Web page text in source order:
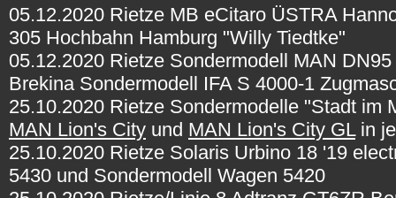
05.12.2020 Rietze MB eCitaro ÜSTRA
305 Hochbahn Hamburg "Willy Tiedtke"
05.12.2020 Rietze Sondermodell MAN
Brekina Sondermodell IFA S 4000-1
25.10.2020 Rietze Sondermodelle "Stadt im
MAN Lion's City und MAN Lion's City GLin
25.10.2020 Rietze Solaris Urbino 18 '19
5430 und Sondermodell Wagen 5420